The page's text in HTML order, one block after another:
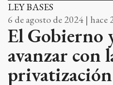
LEY BASES
6 de agosto de 2024 | hace
El Gobierno
avanzar con